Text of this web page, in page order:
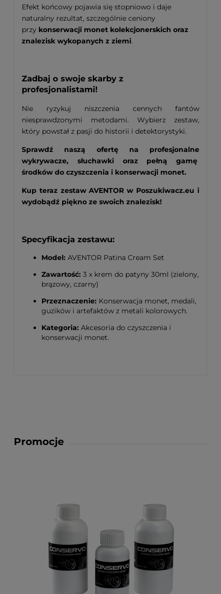
Efekt końcowy pojawia się stopniowo i daje
naturalny rezultat, szczególnie ceniony
przy konserwacji monet kolekcjonerskich oraz
znalezisk wykopanych z ziemi.
Zadbaj o swoje skarby z
profesjonalistami!
Nie ryzykuj niszczenia cennych fantów
niesprawdzonymi metodami. Wybierz zestaw,
który powstał z pasji do historii i detektorystyki.
Sprawdź naszą ofertę na profesjonalne
wykrywacze, słuchawki oraz pełną gamę
środków do czyszczenia i konserwacji monet.
Kup teraz zestaw AVENTOR w Poszukiwacz.eu i
wydobądź piękno ze swoich znalezisk!
Specyfikacja zestawu:
Model: AVENTOR Patina Cream Set
Zawartość: 3 x krem do patyny 30ml (zielony,
brązowy, czarny)
Przeznaczenie: Konserwacja monet, medali,
guzików i artefaktów z metali kolorowych.
Kategoria: Akcesoria do czyszczenia i
konserwacji monet.
Promocje